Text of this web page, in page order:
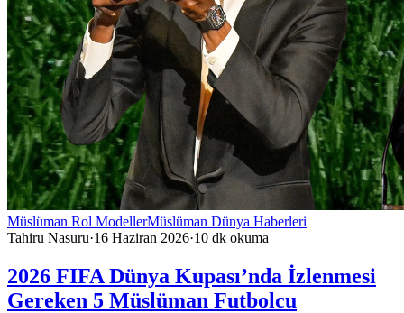
Müslüman Rol ModellerMüslüman Dünya Haberleri
Tahiru Nasuru·16 Haziran 2026·10 dk okuma
2026 FIFA Dünya Kupası’nda İzlenmesi
Gereken 5 Müslüman Futbolcu